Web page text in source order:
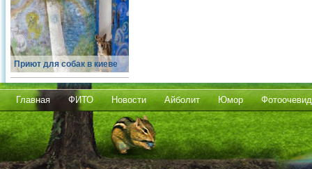
Приют для собак в киеве
Главная ФИТО Новости Айболит Юмор